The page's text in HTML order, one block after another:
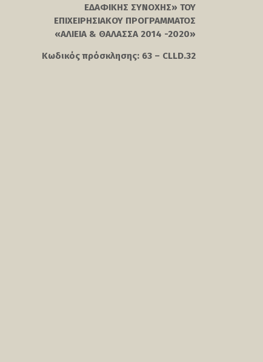
ΕΔΑΦΙΚΗΣ ΣΥΝΟΧΗΣ» ΤΟΥ
ΕΠΙΧΕΙΡΗΣΙΑΚΟΥ ΠΡΟΓΡΑΜΜΑΤΟΣ
«ΑΛΙΕΙΑ & ΘΑΛΑΣΣΑ 2014 -2020»
Κωδικός πρόσκλησης: 63 – CLLD.32